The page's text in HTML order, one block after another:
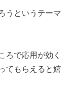
うというテーマ
ろで応用が効く
てもらえると嬉